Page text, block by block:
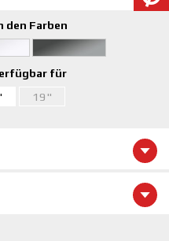
den Farben
für
19"